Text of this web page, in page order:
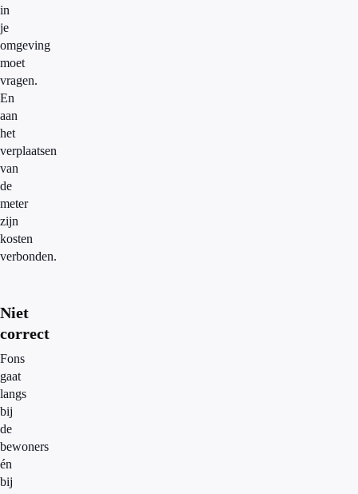
in
je
omgeving
moet
vragen.
En
aan
het
verplaatsen
van
de
meter
zijn
kosten
verbonden.
Niet
correct
Fons
gaat
langs
bij
de
bewoners
én
bij